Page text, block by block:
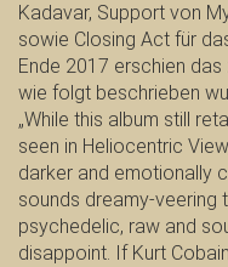
Kadavar, Support von
sowie Closing Act für
Ende 2017 erschien das
wie folgt beschrieben
„While this album still
seen in Heliocentric
darker and emotionally
sounds dreamy-veering
psychedelic, raw and
disappoint. If Kurt